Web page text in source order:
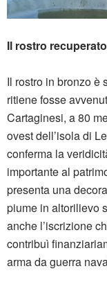
Il rostro recuperato
Il rostro in bronzo è
ritiene fosse
Cartaginesi, a 80
ovest dell’isola di
conferma la
importante al
presenta una
piume in altorilievo
anche l’iscrizione
contribuì
arma da guerra